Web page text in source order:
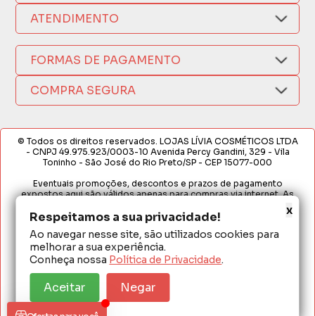
Respeitamos a sua privacidade!
Ao navegar nesse site, são utilizados cookies para
melhorar a sua experiência.
Conheça nossa Política de Privacidade.
Aceitar Negar
x
Como Comprar
Nossas Lojas
Política de Privacidade
Nosso Aplicativo
Trocas e Devoluções
Formas de Pagamento
Fretes e Entregas
Fabricantes
Termos de Compra e Venda
ATENDIMENTO
Fale por WhatsApp
(17) 3209-9595
sacweb@lojaslivia.com.br
FORMAS DE PAGAMENTO
COMPRA SEGURA
© Todos os direitos reservados. LOJAS LÍVIA COSMÉTICOS LTDA
- CNPJ 49.975.923/0003-10 Avenida Percy Gandini, 329 - Vila
Toninho - São José do Rio Preto/SP - CEP 15077-000
Eventuais promoções, descontos e prazos de pagamento
expostos aqui são válidos apenas para compras via internet. As
Loja. É proibida a utilização total ou parcial sem nossa autorização.
Em caso de divergência de preços no site, o valor válido é o do
Carrinho de Compras. Preços e condições de pagamento
exclusivos para compras via internet. Ofertas válidas até o
término de nossos estoques para internet. Vendas sujeitas à
análise e confirmação de dados.